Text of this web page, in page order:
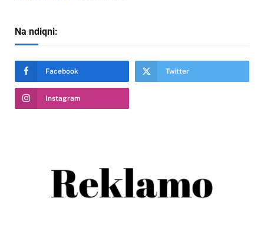
Na ndiqni:
Facebook Twitter
Instagram